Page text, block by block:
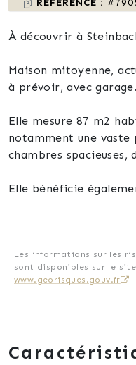
RÉFÉRENCE :
À découvrir à
Maison mitoyenne,
à prévoir, avec garage.
Elle mesure 87 m2
notamment une vaste
chambres spacieuses,
Elle bénéficie
soin, elle vous offre
et vous pourrez en
La maison fait partie
Les informations sur les
sont disponibles sur le
www.georisques.gouv.fr